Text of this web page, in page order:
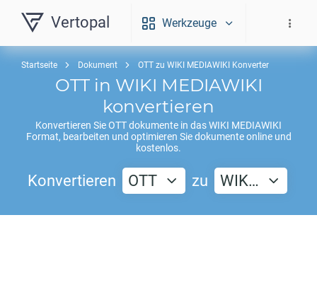
Vertopal Werkzeuge
Startseite Dokument OTT zu WIKI MEDIAWIKI Konverter
OTTin WIKI MEDIAWIKI
konvertieren
Konvertieren SieOTTdokumente in dasWIKI MEDIAWIKI
Format, bearbeiten und optimieren Sie dokumente online und
kostenlos.
Konvertieren OTT zu WIK…